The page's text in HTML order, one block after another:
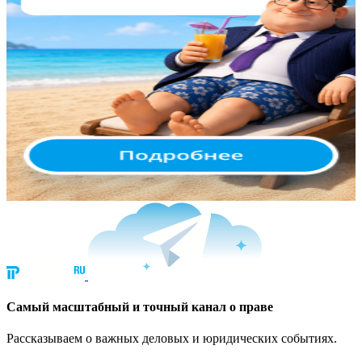
Cамый масштабный и точный канал о праве
Рассказываем о важных деловых и юридических событиях.